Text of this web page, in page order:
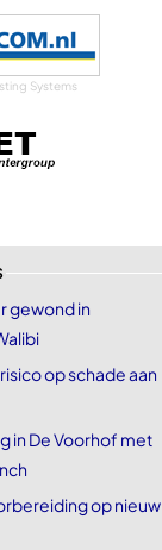
Systems
gewond in
op schade aan
in De Voorhof met
op nieuw